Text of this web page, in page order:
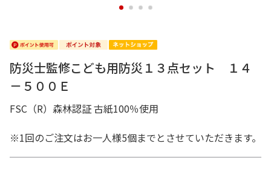
1 2 3 4
防災士監修こども用防災１３点セット １４
－５００Ｅ
FSC（R）森林認証 古紙100％使用
※1回のご注文はお一人様5個までとさせていただきます。